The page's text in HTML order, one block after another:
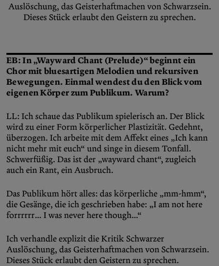
Auslöschung, das Geisterhaftmachen von Schwarzsein.
Dieses Stück erlaubt den Geistern zu sprechen.
EB: In „Wayward Chant (Prelude)“ beginnt ein
Chor mit bluesartigen Melodien und rekursiven
Bewegungen. Einmal wendest du den Blick vom
eigenen Körper zum Publikum. Warum?
LL: Ich schaue das Publikum spielerisch an. Der Blick
wird zu einer Form körperlicher Plastizität. Gedehnt,
überzogen. Ich arbeite mit dem Affekt eines „Ich kann
nicht mehr mit euch“ und singe in diesem Tonfall.
Schwerfüßig. Das ist der „wayward chant“, zugleich
auch ein Rant, ein Ausbruch.
Das Publikum hört alles: das körperliche „mm-hmm“,
die Gesänge, die ich geschrieben habe: „I am not here
forrrrrr… I was never here though…“
Ich verhandle explizit die Kritik Schwarzer
Auslöschung, das Geisterhaftmachen von Schwarzsein.
Dieses Stück erlaubt den Geistern zu sprechen.